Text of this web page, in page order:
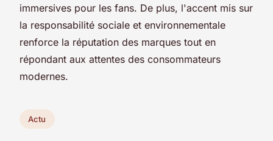
immersives pour les fans. De plus, l'accent mis sur
la responsabilité sociale et environnementale
renforce la réputation des marques tout en
répondant aux attentes des consommateurs
modernes.
Actu